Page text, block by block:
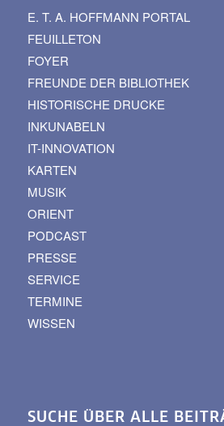
E. T. A. HOFFMANN PORTAL
FEUILLETON
FOYER
FREUNDE DER BIBLIOTHEK
HISTORISCHE DRUCKE
INKUNABELN
IT-INNOVATION
KARTEN
MUSIK
ORIENT
PODCAST
PRESSE
SERVICE
TERMINE
WISSEN
SUCHE ÜBER ALLE